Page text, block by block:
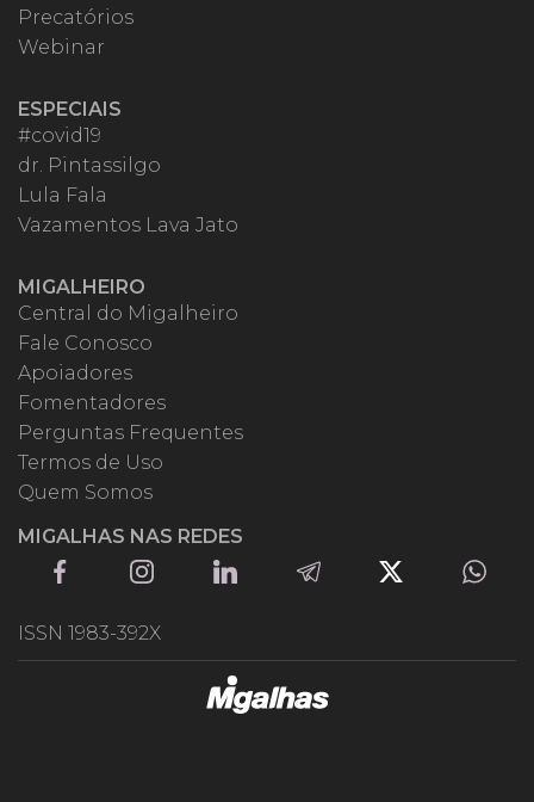
Precatórios
Webinar
ESPECIAIS
#covid19
dr. Pintassilgo
Lula Fala
Vazamentos Lava Jato
MIGALHEIRO
Central do Migalheiro
Fale Conosco
Apoiadores
Fomentadores
Perguntas Frequentes
Termos de Uso
Quem Somos
MIGALHAS NAS REDES
ISSN 1983-392X